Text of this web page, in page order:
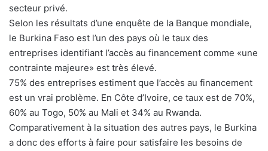
secteur privé.
Selon les résultats d’une enquête de la Banque mondiale,
le Burkina Faso est l’un des pays où le taux des
entreprises identifiant l’accès au financement comme «une
contrainte majeure» est très élevé.
75% des entreprises estiment que l’accès au financement
est un vrai problème. En Côte d’Ivoire, ce taux est de 70%,
60% au Togo, 50% au Mali et 34% au Rwanda.
Comparativement à la situation des autres pays, le Burkina
a donc des efforts à faire pour satisfaire les besoins de